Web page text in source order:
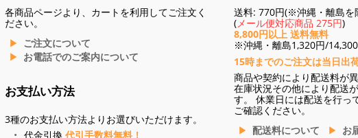
各商品ページより、カートを利用してご注文く
ださい。
ご注文について
お電話でのご案内について
お支払い方法
3種のお支払い方法よりお選びいただけます。
代金引換 代引手数料無料！
送料: 770円(※沖縄・離島を
(メール便対応商品 275円)
8,800円以上 送料無料
※沖縄・離島1,320円/
15時までのご注文は当日出
商品や契約により配送料が
在庫状況その他により配送
す。 休業日には配送を行っ
ご確認ください。
配送料について
お